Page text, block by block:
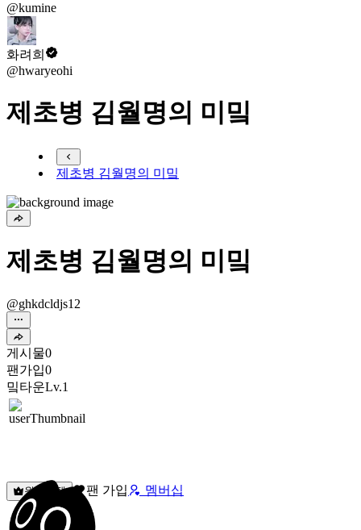
@kumine
화려희
@hwaryeohi
제초병 김월명의 미밐
제초병 김월명의 미밐
제초병 김월명의 미밐
@ghkdcldjs12
게시물0
팬가입0
밐타운Lv.1
원픽선택 팬 가입 멤버십
밐타운